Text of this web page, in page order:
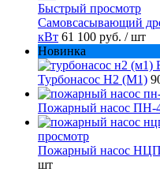
Быстрый просмотр
Самовсасывающий
кВт 61 100 руб. / шт
Новинка
Турбонасос Н2 (М1)
Пожарный насос ПН-
просмотр
Пожарный насос
шт